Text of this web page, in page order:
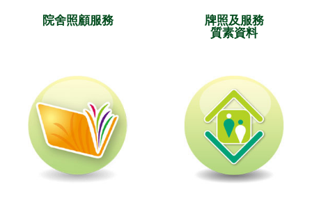
院舍照顧服務
牌照及服務
質素資料